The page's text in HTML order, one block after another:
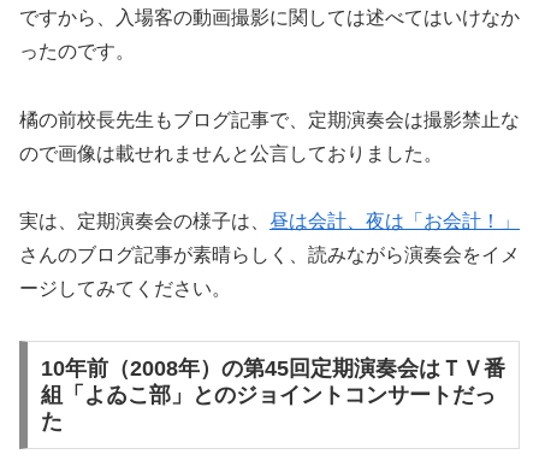
ですから、入場客の動画撮影に関しては述べてはいけなか
ったのです。
橘の前校長先生もブログ記事で、定期演奏会は撮影禁止な
ので画像は載せれませんと公言しておりました。
実は、定期演奏会の様子は、 昼は会計、夜は「お会計！」
さんのブログ記事が素晴らしく、読みながら演奏会をイメ
ージしてみてください。
10年前（2008年）の第45回定期演奏会はＴＶ番
組「よゐこ部」とのジョイントコンサートだっ
た